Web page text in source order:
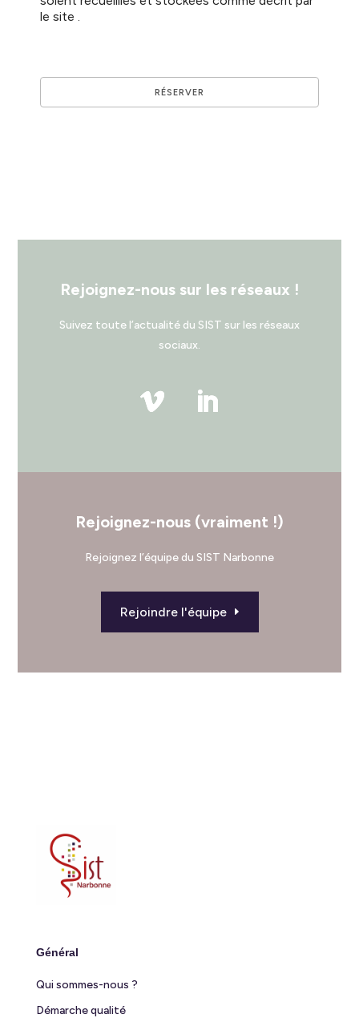
le site .
Rejoignez-nous sur les réseaux !
Suivez toute l’actualité du SIST sur les réseaux
sociaux.
Rejoignez-nous (vraiment !)
Rejoignez l’équipe du SIST Narbonne
Rejoindre l'équipe
Général
Qui sommes-nous ?
Démarche qualité